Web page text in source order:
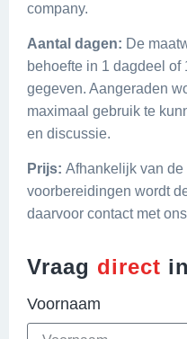
company.
Aantal dagen: De
behoefte in 1 dagdeel
gegeven. Aangeraden
maximaal gebruik te
en discussie.
Prijs: Afhankelijk van
voorbereidingen wordt
daarvoor contact met
Vraag direct
Voornaam